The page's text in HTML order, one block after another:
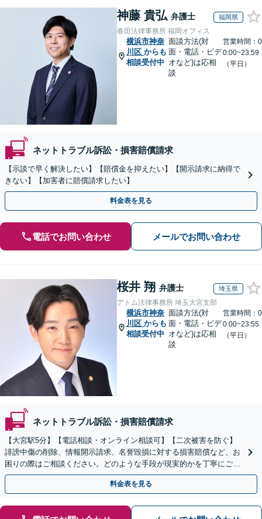
神藤 貴弘 弁護士 福岡県
春田法律事務所 福岡オフィス
横浜市神奈
川区 からも
相談受付中
面談方法(対
面・電話・ビデ
オなど)は応相
談
営業時間：0
0:00~23:59
（平日）
ネットトラブル訴訟・損害賠償請求
【示談で早く解決したい】【賠償金を抑えたい】【開示請求に納得で
きない】【加害者に賠償請求したい】
料金表を見る
電話でお問い合わせ メールでお問い合わせ
桜井 翔 弁護士 埼玉県
アトム法律事務所 埼玉大宮支部
横浜市神奈
川区 からも
相談受付中
面談方法(対
面・電話・ビデ
オなど)は応相
談
営業時間：0
0:00~23:55
（平日）
ネットトラブル訴訟・損害賠償請求
【大宮駅5分】【電話相談・オンライン相談可】【二次被害を防ぐ】
誹謗中傷の削除、情報開示請求、名誉毀損に対する損害賠償など、お
困りの際はご相談ください。どのような手段が現実的かを丁寧にご説
明し、依頼者さまにとって納得のいく解決を目指します。
料金表を見る